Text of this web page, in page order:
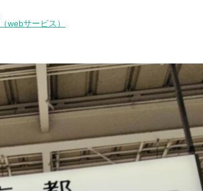
（webサービス）